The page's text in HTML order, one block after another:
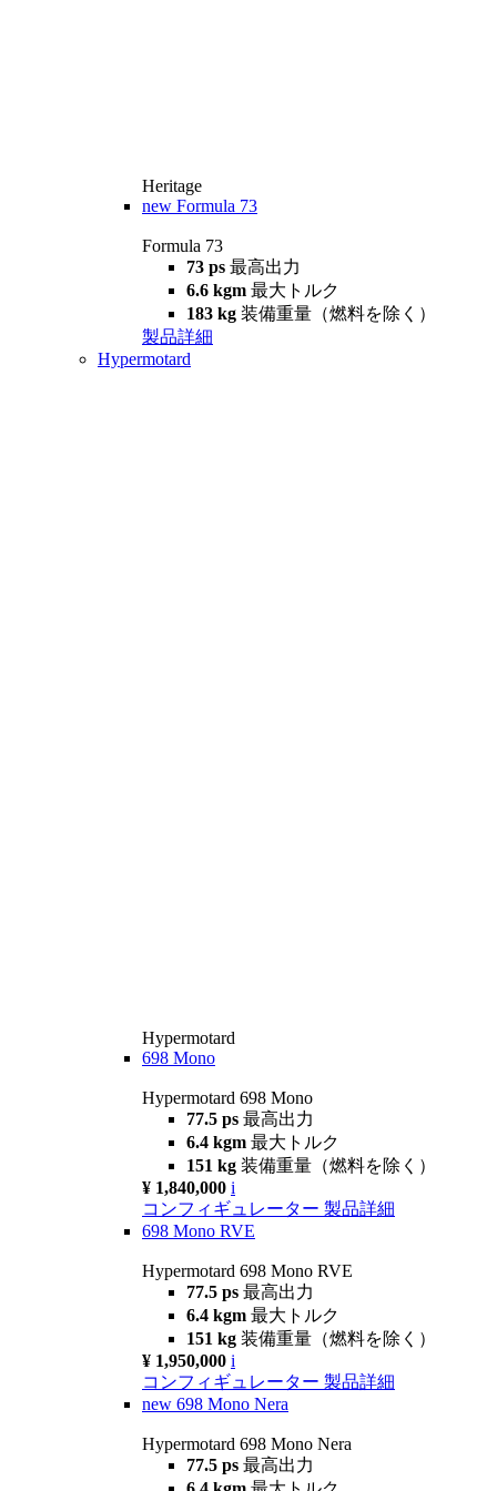
Heritage
new Formula 73
Formula 73
73 ps 最高出力
6.6 kgm 最大トルク
183 kg 装備重量（燃料を除く）
製品詳細
Hypermotard
Hypermotard
698 Mono
Hypermotard 698 Mono
77.5 ps 最高出力
6.4 kgm 最大トルク
151 kg 装備重量（燃料を除く）
¥ 1,840,000 i
コンフィギュレーター 製品詳細
698 Mono RVE
Hypermotard 698 Mono RVE
77.5 ps 最高出力
6.4 kgm 最大トルク
151 kg 装備重量（燃料を除く）
¥ 1,950,000 i
コンフィギュレーター 製品詳細
new 698 Mono Nera
Hypermotard 698 Mono Nera
77.5 ps 最高出力